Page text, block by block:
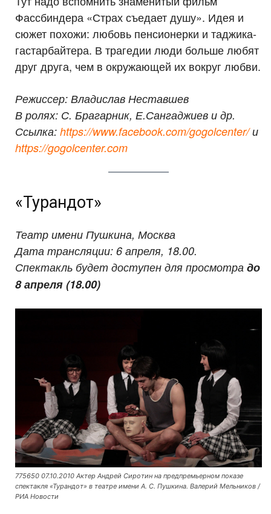
Фассбиндера «Страх съедает душу». Идея и
сюжет похожи: любовь пенсионерки и таджика-
гастарбайтера. В трагедии люди больше любят
друг друга, чем в окружающей их вокруг любви.
Режиссер: Владислав Неставшев
В ролях: С. Брагарник, Е.Сангаджиев и др.
Ссылка: https://www.facebook.com/gogolcenter/и
https://gogolcenter.com
«Турандот»
Театр имени Пушкина, Москва
Дата трансляции: 6 апреля, 18.00.
Спектакль будет доступен для просмотра до
8 апреля (18.00)
775650 07.10.2010 Актер Андрей Сиротин на предпремьерном показе
спектакля «Турандот» в театре имени А. С. Пушкина. Валерий Мельников /
РИА Новости